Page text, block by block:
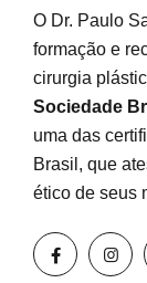
O Dr. Paulo
formação e
cirurgia
Sociedade
uma das
Brasil, que
ético de seus